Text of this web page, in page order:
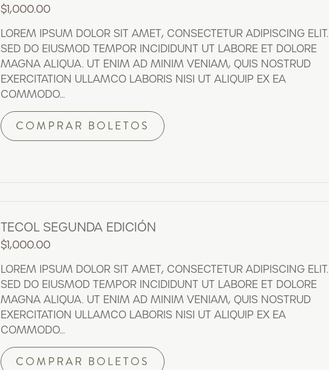
$1,000.00
LOREM IPSUM DOLOR SIT AMET, CONSECTETUR ADIPISCING ELIT.
SED DO EIUSMOD TEMPOR INCIDIDUNT UT LABORE ET DOLORE
MAGNA ALIQUA. UT ENIM AD MINIM VENIAM, QUIS NOSTRUD
EXERCITATION ULLAMCO LABORIS NISI UT ALIQUIP EX EA
COMMODO...
COMPRAR BOLETOS
TECOL SEGUNDA EDICIÓN
$1,000.00
LOREM IPSUM DOLOR SIT AMET, CONSECTETUR ADIPISCING ELIT.
SED DO EIUSMOD TEMPOR INCIDIDUNT UT LABORE ET DOLORE
MAGNA ALIQUA. UT ENIM AD MINIM VENIAM, QUIS NOSTRUD
EXERCITATION ULLAMCO LABORIS NISI UT ALIQUIP EX EA
COMMODO...
COMPRAR BOLETOS